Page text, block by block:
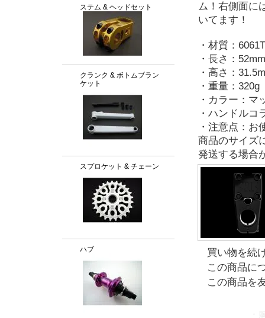
ステム & ヘッドセット
クランク & ボトムブラン
ケット
スプロケット & チェーン
ハブ
ム！右側面に
いてます！
・材質：
・長さ：52mm
・高さ：
・重量：320g
・カラー：マ
・ハンドルコ
・注意点：
商品のサイズ
発送する場合
買い物を続
この商品に
この商品を